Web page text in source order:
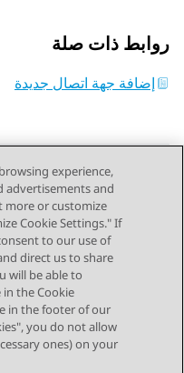
روابط ذات صلة
إضافة جهة اتصال جديدة
Send Feedback
Topic navigation
الموضوع السابق
STAY CONNECTED
experience,
advertisements and
more or customize
Cookie Settings." If
to our use of
direct us to share
will be able to
the Cookie
in the footer of our
you do not allow
ones) on your